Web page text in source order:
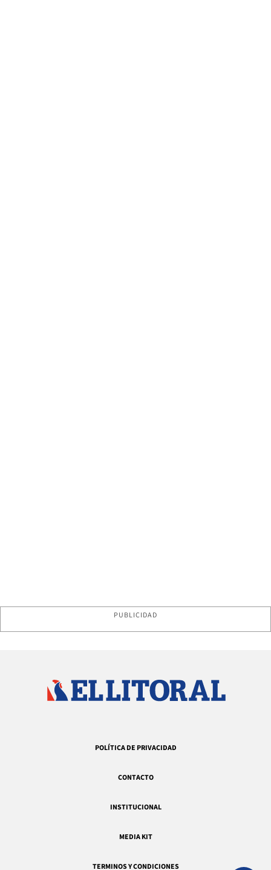
PUBLICIDAD
POLÍTICA DE PRIVACIDAD
CONTACTO
INSTITUCIONAL
MEDIA KIT
TERMINOS Y CONDICIONES